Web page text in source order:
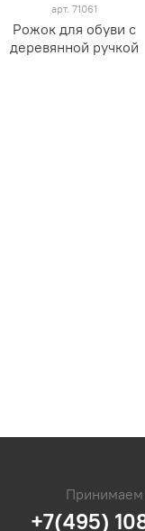
арт. 71061
Рожок для обуви с
деревянной ручкой
Принимаем
+7(495)